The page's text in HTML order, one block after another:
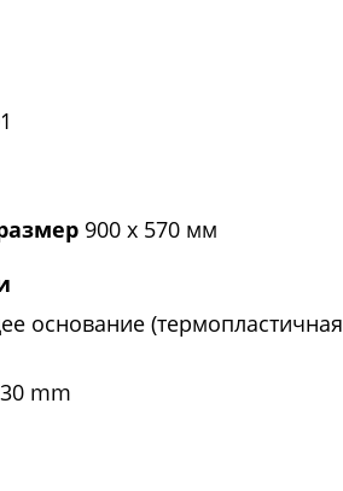
900 х 570 мм
основание (термопластичная
mm